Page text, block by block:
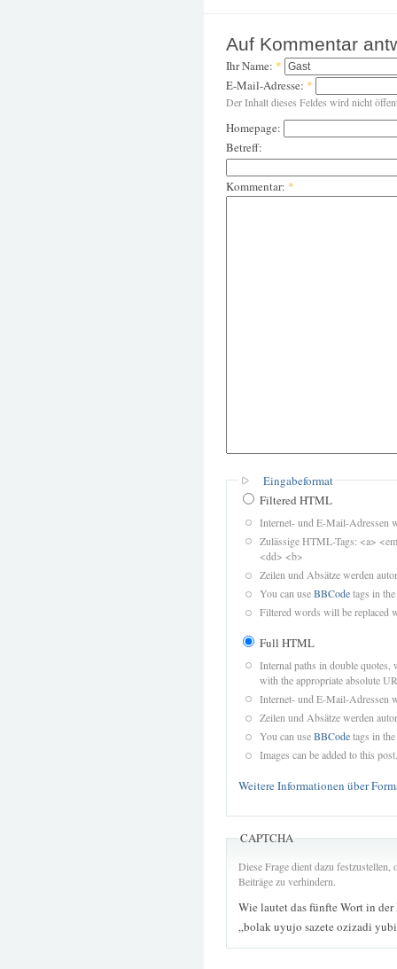
Auf Kommentar
Ihr Name: *
E-Mail-Adresse: *
Der Inhalt dieses Feldes wird nicht
Homepage:
Betreff:
Kommentar: *
Eingabeformat
Filtered HTML
Internet- und E-Mail-Adressen
Zulässige HTML-Tags: <a>
<dd> <b>
Zeilen und Absätze werden
You can useBBCodetags in
Filtered words will be replaced
Full HTML
Internal paths in double quotes,
with the appropriate absolute
Internet- und E-Mail-Adressen
Zeilen und Absätze werden
You can useBBCodetags in
Images can be added to this post.
Weitere Informationen über
CAPTCHA
Diese Frage dient dazu
Beiträge zu verhindern.
Wie lautet das fünfte Wort in der
„bolak uyujo sazete ozizadi